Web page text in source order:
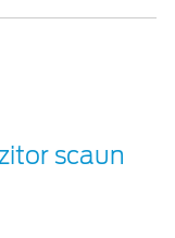
scaun